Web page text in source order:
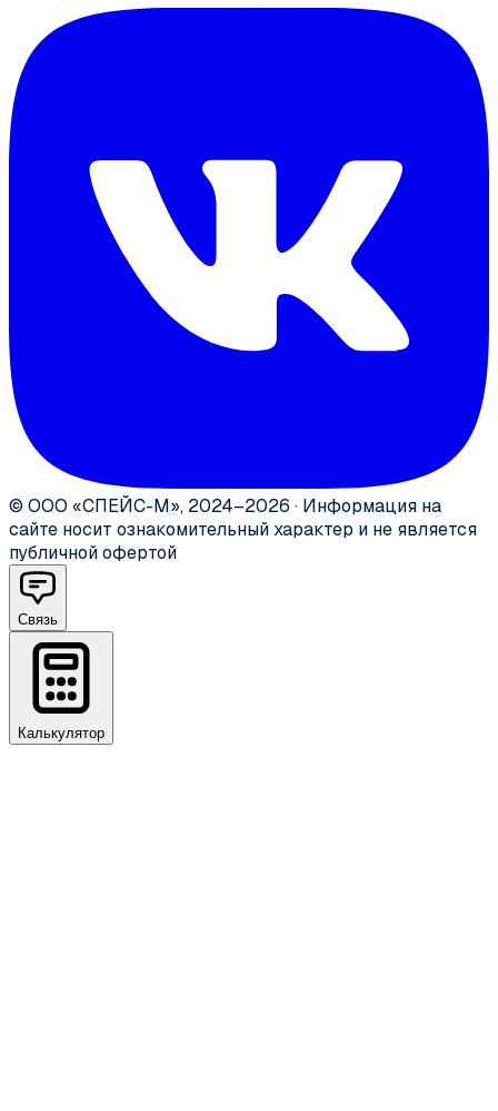
© ООО «СПЕЙС-М», 2024–2026 · Информация на
сайте носит ознакомительный характер и не является
публичной офертой
Связь
Калькулятор